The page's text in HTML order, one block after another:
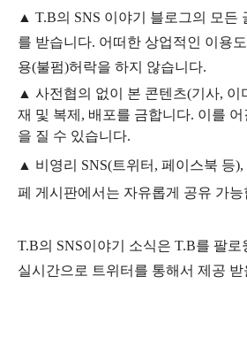
▲ T.B의 SNS 이야기 블 로그의 모든
를 받습니다. 어떠한 상업적인 이용
용(불펌)허락을 하지 않습니다.
▲ 사전협의 없이 본 콘텐츠(기사, 이
재 및 복제, 배포를 금합니다. 이를
을 질 수 있습니다.
▲ 비영리 SNS(트위터, 페이스북 등
페 게시판에서는 자유롭게 공유 가능
T.B의 SNS이야기 소식은 T.B를 팔로
실시간으로 트위터를 통해서 제공